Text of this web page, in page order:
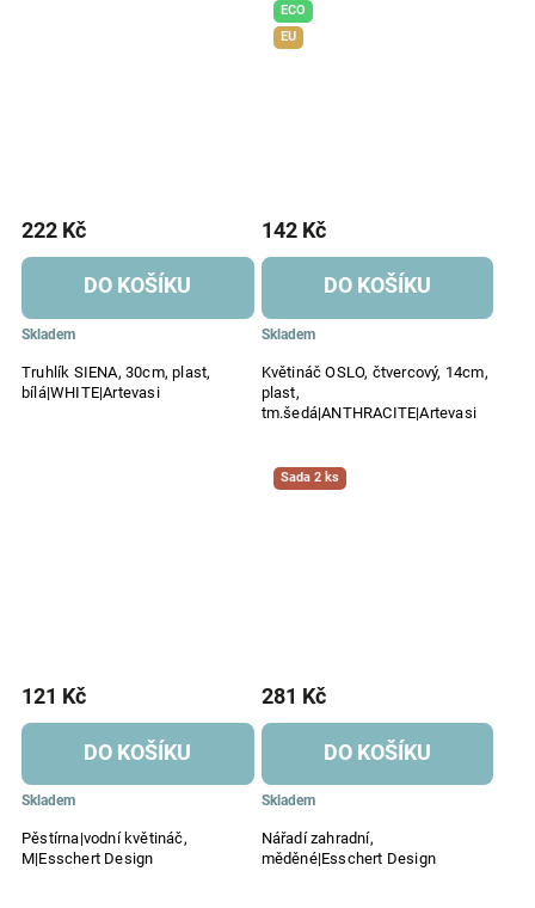
Truhlík SIENA, 30cm, plast,
bílá|WHITE|Artevasi
Skladem
222 Kč
DO KOŠÍKU
ECO
EU
Květináč OSLO, čtvercový, 14cm,
plast,
tm.šedá|ANTHRACITE|Artevasi
Skladem
142 Kč
DO KOŠÍKU
Pěstírna|vodní květináč,
M|Esschert Design
Skladem
121 Kč
DO KOŠÍKU
Sada 2 ks
Nářadí zahradní,
měděné|Esschert Design
Skladem
281 Kč
DO KOŠÍKU